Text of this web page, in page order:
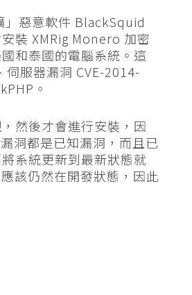
惡意軟件 BlackSquid
裝 XMRig Monero 加密
和泰國的電腦系統。這
服器漏洞 CVE-2014-
。
然後才會進行安裝，因
洞都是已知漏洞，而且已
系統更新到最新狀態就
該仍然在開發狀態，因此